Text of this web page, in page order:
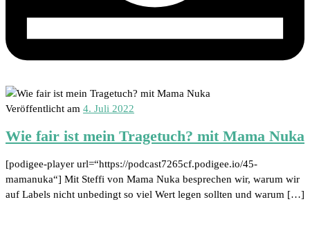
Veröffentlicht am 4. Juli 2022
Wie fair ist mein Tragetuch? mit Mama Nuka
[podigee-player url=“https://podcast7265cf.podigee.io/45-
mamanuka“] Mit Steffi von Mama Nuka besprechen wir, warum wir
auf Labels nicht unbedingt so viel Wert legen sollten und warum […]